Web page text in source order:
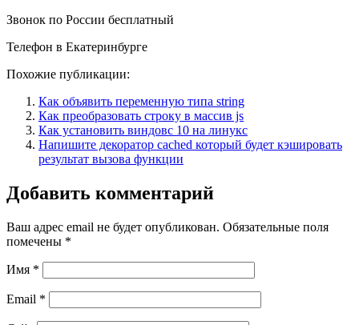
Звонок по России бесплатный
Телефон в Екатеринбурге
Похожие публикации:
Как объявить переменную типа string
Как преобразовать строку в массив js
Как установить виндовс 10 на линукс
Напишите декоратор cached который будет кэшировать
результат вызова функции
Добавить комментарий
Ваш адрес email не будет опубликован. Обязательные поля
помечены *
Имя *
Email *